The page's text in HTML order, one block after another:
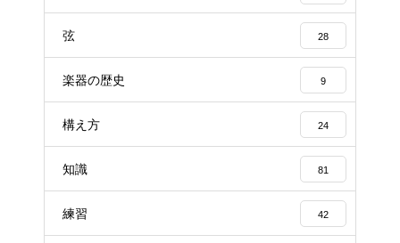
弦 28
楽器の歴史 9
構え方 24
知識 81
練習 42